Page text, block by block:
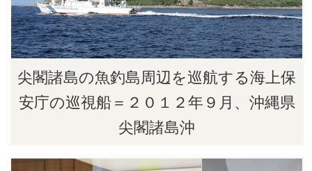
尖閣諸島の魚釣島周辺を巡航する海上保
安庁の巡視船＝２０１２年９月、沖縄県
尖閣諸島沖